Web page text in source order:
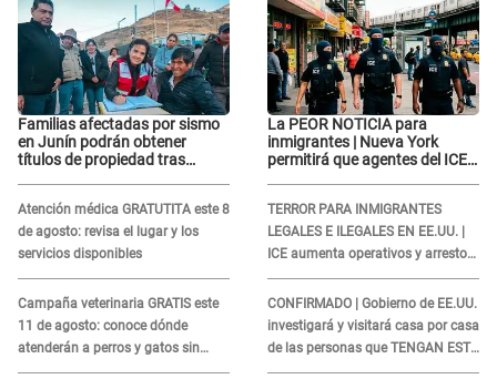
Familias afectadas por sismo
en Junín podrán obtener
títulos de propiedad tras
Atención médica GRATUTITA este 8
de agosto: revisa el lugar y los
servicios disponibles
Campaña veterinaria GRATIS este
11 de agosto: conoce dónde
atenderán a perros y gatos sin
costo
La PEOR NOTICIA para
inmigrantes | Nueva York
permitirá que agentes del ICE
TERROR PARA INMIGRANTES
LEGALES E ILEGALES EN EE.UU. |
ICE aumenta operativos y arrestos
a extranjeros en aeropuertos
CONFIRMADO | Gobierno de EE.UU.
investigará y visitará casa por casa
de las personas que TENGAN ESTE
TRABAJO